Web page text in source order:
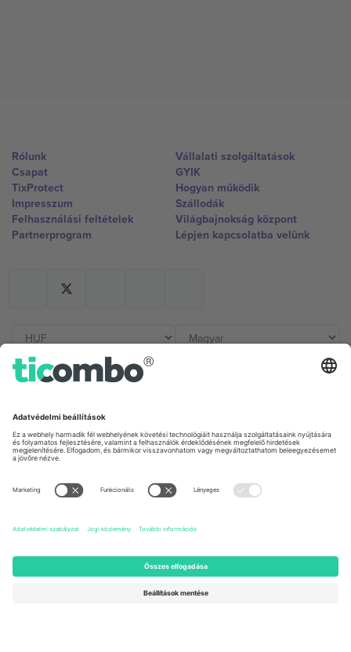
Rólunk
Csapat
TixProtect
Impresszum
Felhasználási feltételek
Partnerprogram
Vállalati szolgáltatások
GYIK
Hogyan működik
Szállodák
Világbajnokság központ
Lépjen kapcsolatba velünk
Germany
Unter den Linden 24, 10117
Berlin, Germany
United Kingdom
167 City Road, London, Greater
Newark, Delaware 19713, United
States
Engelberg, Switzerland